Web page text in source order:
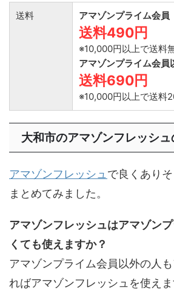
送料 アマゾンプライム会員
送料490円
※10,000円以上で送料
アマゾンプライム会員
送料690円
※10,000円以上で送料
大和市のアマゾンフレッシュ
アマゾンフレッシュで良くあり
まとめてみました。
アマゾンフレッシュはアマゾン
くても使えますか？
アマゾンプライム会員以外の人
ればアマゾンフレッシュを使えま